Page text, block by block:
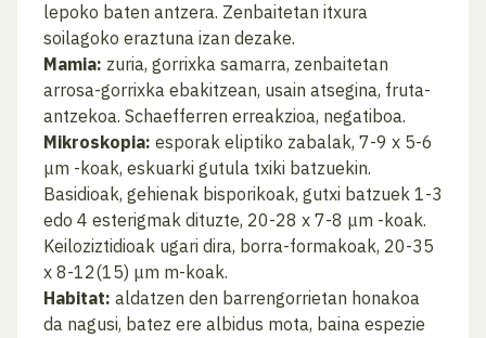
lepoko baten antzera. Zenbaitetan itxura
soilagoko eraztuna izan dezake.
Mamia: zuria, gorrixka samarra, zenbaitetan
arrosa-gorrixka ebakitzean, usain atsegina, fruta-
antzekoa. Schaefferren erreakzioa, negatiboa.
Mikroskopia: esporak eliptiko zabalak, 7-9 x 5-6
μm -koak, eskuarki gutula txiki batzuekin.
Basidioak, gehienak bisporikoak, gutxi batzuek 1-3
edo 4 esterigmak dituzte, 20-28 x 7-8 μm -koak.
Keiloziztidioak ugari dira, borra-formakoak, 20-35
x 8-12(15) μm m-koak.
Habitat: aldatzen den barrengorrietan honakoa
da nagusi, batez ere albidus mota, baina espezie